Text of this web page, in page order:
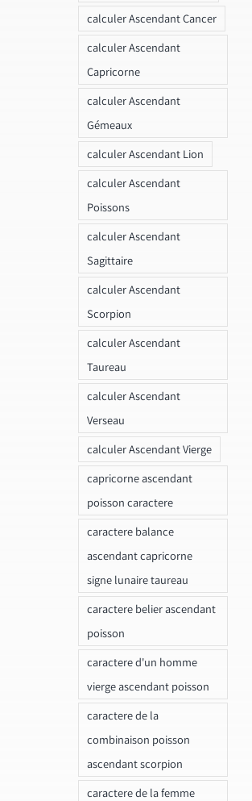
calculer Ascendant Cancer
calculer Ascendant
Capricorne
calculer Ascendant
Gémeaux
calculer Ascendant Lion
calculer Ascendant
Poissons
calculer Ascendant
Sagittaire
calculer Ascendant
Scorpion
calculer Ascendant
Taureau
calculer Ascendant
Verseau
calculer Ascendant Vierge
capricorne ascendant
poisson caractere
caractere balance
ascendant capricorne
signe lunaire taureau
caractere belier ascendant
poisson
caractere d'un homme
vierge ascendant poisson
caractere de la
combinaison poisson
ascendant scorpion
caractere de la femme